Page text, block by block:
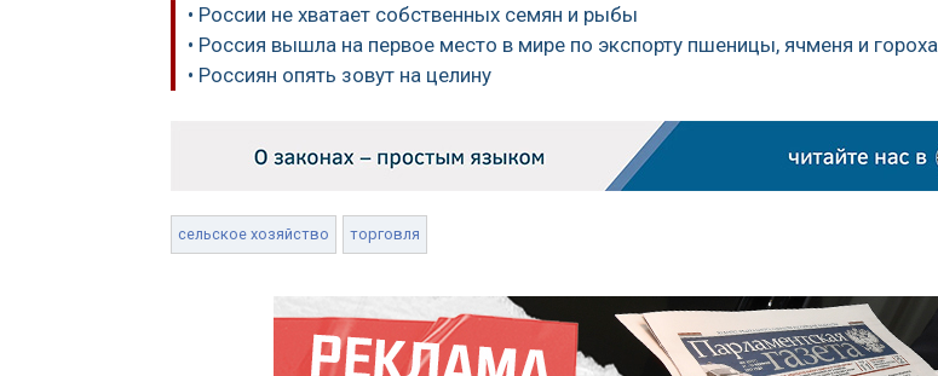
• России не хватает собственных семян и рыбы
• Россия вышла на первое место в мире по экспорту пшеницы, ячменя и гороха
• Россиян опять зовут на целину
сельское хозяйство торговля